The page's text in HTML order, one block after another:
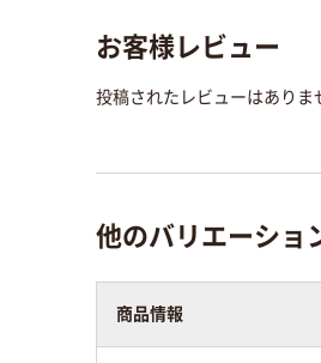
お客様レビュー
投稿されたレビューはありま
他のバリエーショ
商品情報